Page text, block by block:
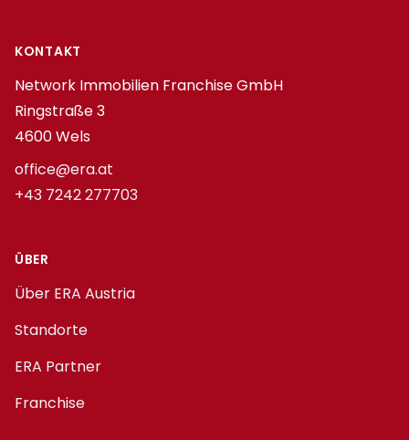
Footer
KONTAKT
Network Immobilien Franchise GmbH
Ringstraße 3
4600 Wels
office@era.at
+43 7242 277703
ÜBER
Über ERA Austria
Standorte
ERA Partner
Franchise